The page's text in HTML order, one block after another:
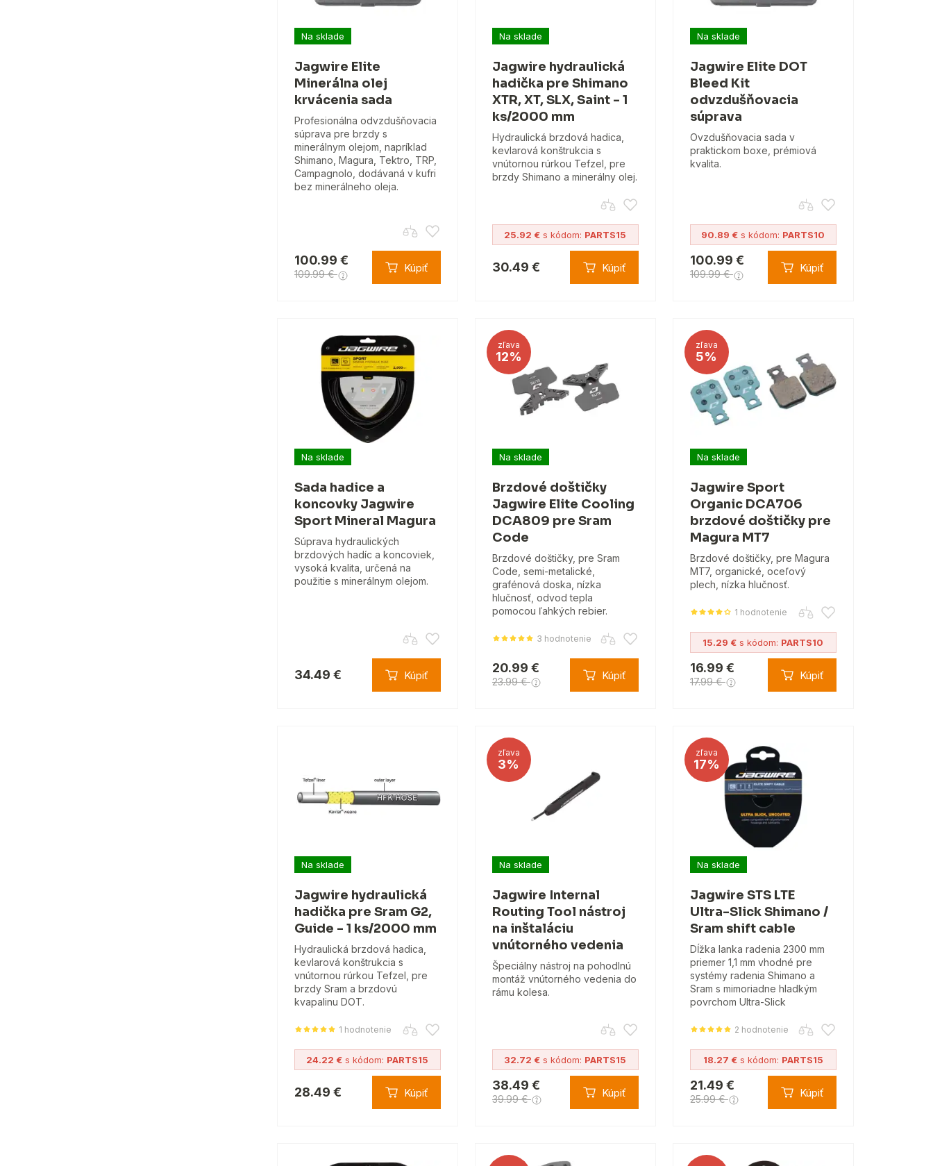
Na sklade
Jagwire Elite
Minerálna olej
krvácenia sada
Profesionálna odvzdušňovacia
súprava pre brzdy s
minerálnym olejom, napríklad
Shimano, Magura, Tektro, TRP,
Campagnolo, dodávaná v kufri
bez minerálneho oleja.
100.99 €
109.99 € Kúpiť
Na sklade
Jagwire hydraulická
hadička pre Shimano
XTR, XT, SLX, Saint - 1
ks/2000 mm
Hydraulická brzdová hadica,
kevlarová konštrukcia s
vnútornou rúrkou Tefzel, pre
brzdy Shimano a minerálny olej.
25.92 € s kódom: PARTS15
30.49 € Kúpiť
Na sklade
Jagwire Elite DOT
Bleed Kit
odvzdušňovacia
súprava
Ovzdušňovacia sada v
praktickom boxe, prémiová
kvalita.
90.89 € s kódom: PARTS10
100.99 €
109.99 € Kúpiť
Na sklade
Sada hadice a
koncovky Jagwire
Sport Mineral Magura
Súprava hydraulických
brzdových hadíc a koncoviek,
vysoká kvalita, určená na
použitie s minerálnym olejom.
34.49 € Kúpiť
zľava
12%
Na sklade
Brzdové doštičky
Jagwire Elite Cooling
DCA809 pre Sram
Code
Brzdové doštičky, pre Sram
Code, semi-metalické,
grafénová doska, nízka
hlučnosť, odvod tepla
pomocou ľahkých rebier.
3 hodnotenie
20.99 €
23.99 € Kúpiť
zľava
5%
Na sklade
Jagwire Sport
Organic DCA706
brzdové doštičky pre
Magura MT7
Brzdové doštičky, pre Magura
MT7, organické, oceľový
plech, nízka hlučnosť.
1 hodnotenie
15.29 € s kódom: PARTS10
16.99 €
17.99 € Kúpiť
Na sklade
Jagwire hydraulická
hadička pre Sram G2,
Guide - 1 ks/2000 mm
Hydraulická brzdová hadica,
kevlarová konštrukcia s
vnútornou rúrkou Tefzel, pre
brzdy Sram a brzdovú
kvapalinu DOT.
1 hodnotenie
24.22 € s kódom: PARTS15
28.49 € Kúpiť
zľava
3%
Na sklade
Jagwire Internal
Routing Tool nástroj
na inštaláciu
vnútorného vedenia
Špeciálny nástroj na pohodlnú
montáž vnútorného vedenia do
rámu kolesa.
32.72 € s kódom: PARTS15
38.49 €
39.99 € Kúpiť
zľava
17%
Na sklade
Jagwire STS LTE
Ultra-Slick Shimano /
Sram shift cable
Dĺžka lanka radenia 2300 mm
priemer 1,1 mm vhodné pre
systémy radenia Shimano a
Sram s mimoriadne hladkým
povrchom Ultra-Slick
2 hodnotenie
18.27 €s kódom: PARTS15
21.49 €
25.99 € Kúpiť